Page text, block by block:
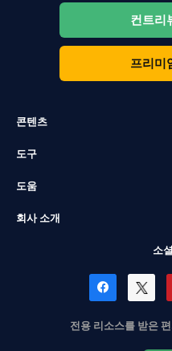
컨트리
프리미
콘텐츠
도구
도움
회사 소개
소
전용 리소스를 받은